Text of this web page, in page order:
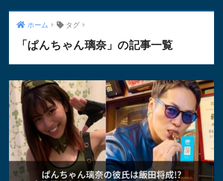
ホーム タグ
「ぱんちゃん璃奈」の記事一覧